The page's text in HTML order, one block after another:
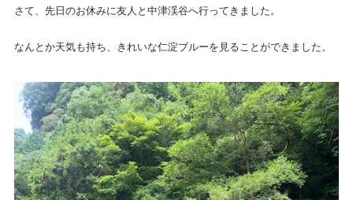
さて、先日のお休みに友人と中津渓谷へ行ってきました。
なんとか天気も持ち、きれいな仁淀ブルーを見ることができました。